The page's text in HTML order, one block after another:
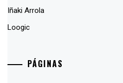
Iñaki Arrola
Loogic
PÁGINAS